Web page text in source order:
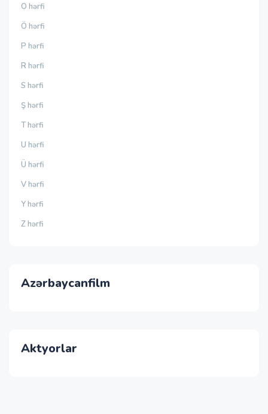
O hərfi
Ö hərfi
P hərfi
R hərfi
S hərfi
Ş hərfi
T hərfi
U hərfi
Ü hərfi
V hərfi
Y hərfi
Z hərfi
Azərbaycanfilm
Aktyorlar